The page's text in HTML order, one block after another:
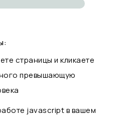
страницы и кликаете
превышающую
javascript в вашем